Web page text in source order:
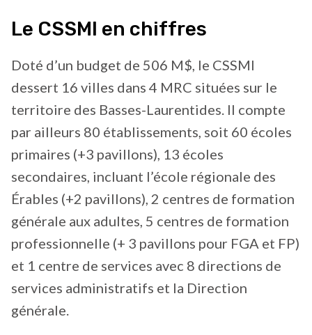
Le CSSMI en chiffres
Doté d’un budget de 506 M$, le CSSMI
dessert 16 villes dans 4 MRC situées sur le
territoire des Basses-Laurentides. Il compte
par ailleurs 80 établissements, soit 60 écoles
primaires (+3 pavillons), 13 écoles
secondaires, incluant l’école régionale des
Érables (+2 pavillons), 2 centres de formation
générale aux adultes, 5 centres de formation
professionnelle (+ 3 pavillons pour FGA et FP)
et 1 centre de services avec 8 directions de
services administratifs et la Direction
générale.